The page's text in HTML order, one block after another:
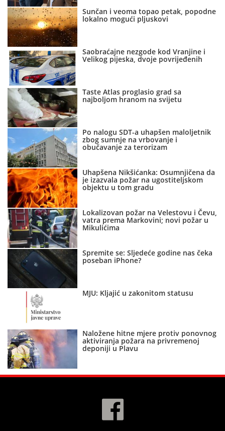
Sunčan i veoma topao petak, popodne
lokalno mogući pljuskovi
Saobraćajne nezgode kod Vranjine i
Velikog pijeska, dvoje povrijeđenih
Taste Atlas proglasio grad sa
najboljom hranom na svijetu
Po nalogu SDT-a uhapšen maloljetnik
zbog sumnje na vrbovanje i
obučavanje za terorizam
Uhapšena Nikšićanka: Osumnjičena da
je izazvala požar na ugostiteljskom
objektu u tom gradu
Lokalizovan požar na Velestovu i Čevu,
vatra prema Markovini; novi požar u
Mikulićima
Spremite se: Sljedeće godine nas čeka
poseban iPhone?
MJU: Kljajić u zakonitom statusu
Naložene hitne mjere protiv ponovnog
aktiviranja požara na privremenoj
deponiji u Plavu